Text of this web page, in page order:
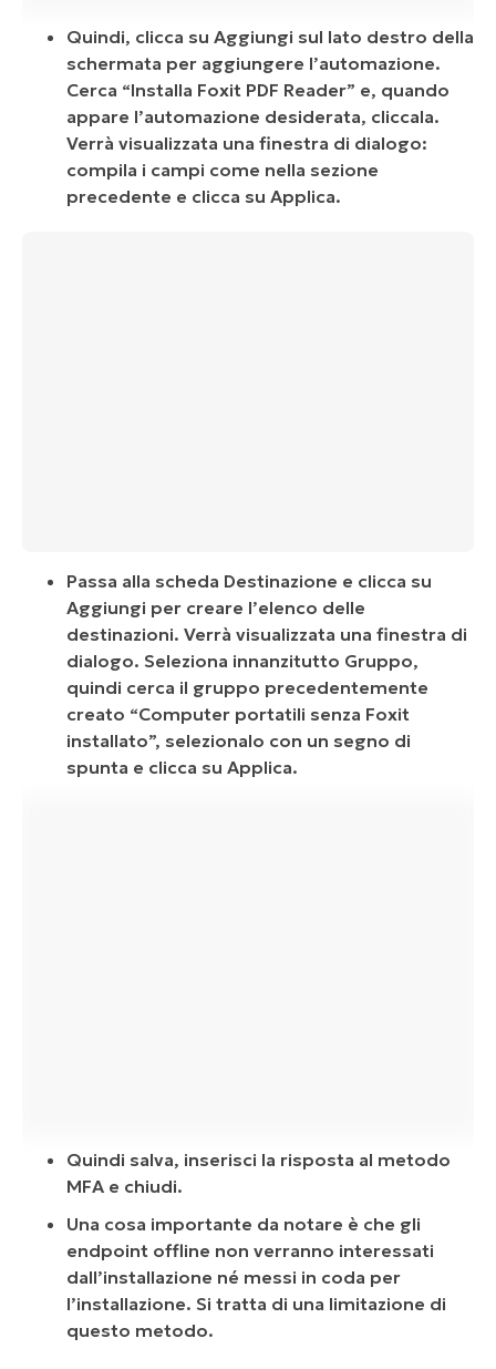
Quindi, clicca su Aggiungi sul lato destro della
schermata per aggiungere l’automazione.
Cerca “Installa Foxit PDF Reader” e, quando
appare l’automazione desiderata, cliccala.
Verrà visualizzata una finestra di dialogo:
compila i campi come nella sezione
precedente e clicca su Applica.
Passa alla scheda Destinazione e clicca su
Aggiungi per creare l’elenco delle
destinazioni. Verrà visualizzata una finestra di
dialogo. Seleziona innanzitutto Gruppo,
quindi cerca il gruppo precedentemente
creato “Computer portatili senza Foxit
installato”, selezionalo con un segno di
spunta e clicca su Applica.
Quindi salva, inserisci la risposta al metodo
MFA e chiudi.
Una cosa importante da notare è che gli
endpoint offline non verranno interessati
dall’installazione né messi in coda per
l’installazione. Si tratta di una limitazione di
questo metodo.